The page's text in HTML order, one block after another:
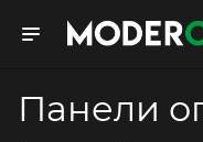
Панели